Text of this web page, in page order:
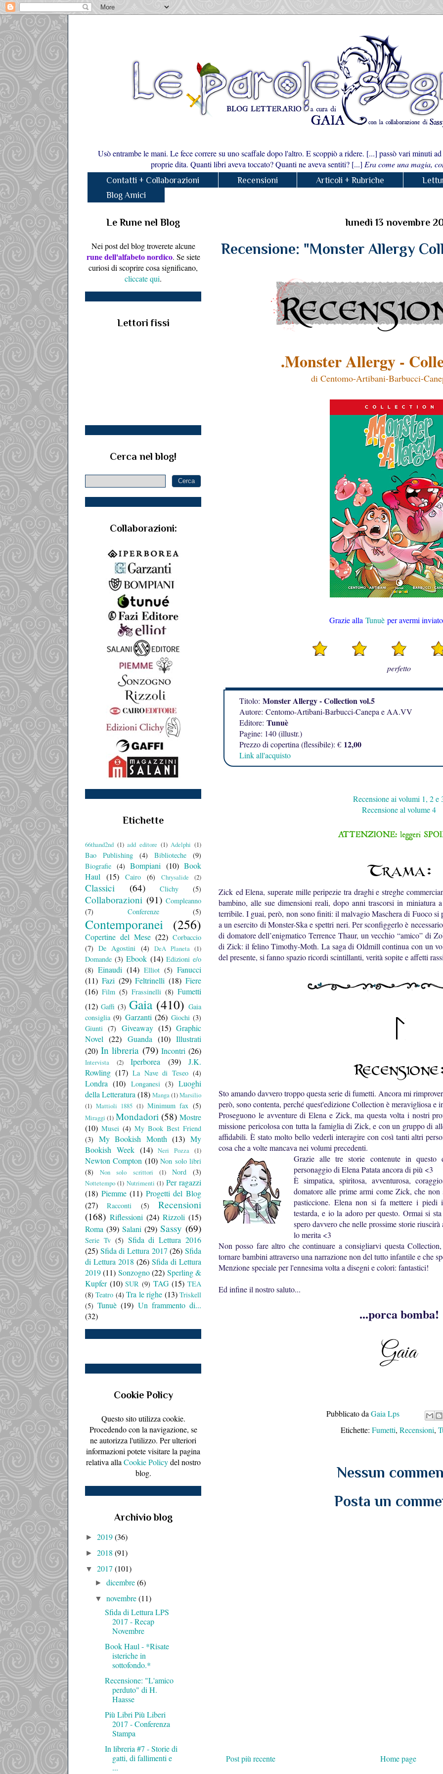
Usò entrambe le mani. Le fece correre su uno scaffale dopo l'altro. E scoppiò a ridere. [...] passò vari minuti
proprie dita. Quanti libri aveva toccato? Quanti ne aveva sentiti? [...] Era come una magia,
Contatti + Collaborazioni Recensioni Articoli + Rubriche
Blog Amici
lunedì 13 novembre
Recensione: "Monster Allergy
.Monster Allergy -
di Centomo-Artibani-Barbucci-
Grazie alla Tunuèper avermi
perfetto
Titolo: Monster Allergy - Collection vol.5
Autore: Centomo-Artibani-Barbucci-Canepa e AA.VV
Editore: Tunuè
Pagine: 140 (illustr.)
Prezzo di copertina (flessibile): € 12,00
Link all'acquisto
Recensione ai volumi 1, 2 e
Recensione al volume 4
Zick ed Elena, superate mille peripezie tra draghi e streghe
bambino, alle sue dimensioni reali, dopo anni trascorsi in miniatura
terribile. I guai, però, non sono finiti: il malvagio Maschera di Fuoco si
a un esercito di Monster-Ska e spettri neri. Per sconfiggerlo è
di domatore dell’enigmatico Terrence Thaur, un vecchio “amico” di
di Zick: il felino Timothy-Moth. La saga di Oldmill continua con un
del presente, si fanno spazio ricordi scintillanti, verità sopite e affetti
Sto amando davvero troppo questa serie di fumetti. Ancora mi
però, sono contenta, perché quest'edizione Collection è meravigliosa e
Proseguono le avventure di Elena e Zick, ma questa volta i nostri
missione pericolosa con tutta la famiglia di Zick, e con un gruppo di
affidabili. È stato molto bello vederli interagire con così tanti altri
cosa che a volte mancava nei volumi precedenti.
Grazie alle tre storie contenute in
personaggio di Elena Patata ancora di più <3
È simpatica, spiritosa, avventurosa,
domatore alle prime armi come Zick, che
pasticcione. Elena non si fa mettere i piedi
testarda, e io la adoro per questo. Ormai si
spero davvero che nelle prossime storie
lo merita <3
Non posso fare altro che continuare a consigliarvi questa
tornare bambini attraverso una narrazione non del tutto infantile e che
Menzione speciale per l'ennesima volta a disegni e colori: fantastici!
Ed infine il nostro saluto...
...porca bomba!
Pubblicato da Gaia Lps
Etichette: Fumetti, Recensioni,
Nessun
Posta un
Post più recente Home page
Le Rune nel Blog
Nei post del blog troverete alcune
rune dell'alfabeto nordico. Se siete
curiosi di scoprire cosa significano,
cliccate qui.
Lettori fissi
Cerca nel blog!
Collaborazioni:
Etichette
66thand2nd (1) add editore (1) Adelphi (1)
Bao Publishing (4) Biblioteche
(9)
Biografie (4) Bompiani (10) Book
Haul
(15) Cairo (6) Chrysalide (2)
Classici (64) Clichy (5)
Collaborazioni (91) Compleanno
(7)
Conferenze (5)
Contemporanei (256)
Copertine del Mese (22) Corbaccio
(7) De Agostini (4) DeA Planeta (1)
Domande (3) Ebook (14) Edizioni e/o
(8) Einaudi (14) Elliot (5) Fanucci
(11) Fazi (29) Feltrinelli (18) Fiere
(16) Film (5) Frassinelli (8) Fumetti
(12) Gaffi (3) Gaia (410) Gaia
consiglia (9) Garzanti (26) Giochi (3)
Giunti (7) Giveaway (15) Graphic
Novel (22) Guanda (10) Illustrati
(20) In libreria (79) Incontri (26)
Intervista (2) Iperborea (39)
J.K.
Rowling (17) La Nave di Teseo (4)
Londra (10) Longanesi (3) Luoghi
della Letteratura (18) Manga (1)Marsilio
(1) Mattioli 1885 (1) Minimum fax (5)
Miraggi (1) Mondadori (58) Mostre
(10) Musei (4) My Book Best Friend
(3)
My Bookish Month (13) My
Bookish Week (14) Neri Pozza (1)
Newton Compton (10) Non solo libri
(8)
Non solo scrittori (1) Nord (3)
Nottetempo (1) Nutrimenti (1) Per ragazzi
(18) Piemme (11) Progetti del Blog
(27)
Racconti (5)
Recensioni
(168) Riflessioni (24) Rizzoli (15)
Roma (39) Salani (29) Sassy (69)
Serie Tv (5) Sfida di Lettura 2016
(25) Sfida di Lettura 2017 (26) Sfida
di Lettura 2018 (26) Sfida di Lettura
2019 (11) Sonzogno (22) Sperling &
Kupfer (10) SUR (9) TAG (15) TEA
(8) Teatro (4) Tra le righe (13) Triskell
(5) Tunuè (19) Un frammento di...
(32)
Cookie Policy
Questo sito utilizza cookie.
Procedendo con la navigazione, se
ne autorizza l'utilizzo. Per ulteriori
informazioni potete visitare la pagina
relativa alla Cookie Policydel nostro
blog.
Archivio blog
► 2019(36)
► 2018 (91)
▼ 2017 (101)
►dicembre(6)
▼novembre(11)
Sfida di Lettura LPS
2017 - Recap
Novembre
Book Haul - *Risate
isteriche in
sottofondo.*
Recensione: "L'amico
perduto" di H.
Haasse
Più Libri Più Liberi
2017 - Conferenza
Stampa
In libreria #7 - Storie di
gatti, di fallimenti e
...